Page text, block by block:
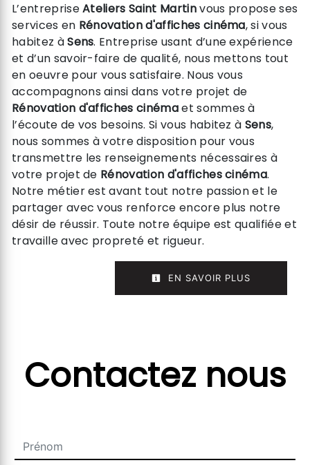
L’entrepriseAteliers Saint Martinvous propose ses
services en Rénovation d'affiches cinéma, si vous
habitez àSens. Entreprise usant d’une expérience
et d’un savoir-faire de qualité, nous mettons tout
en oeuvre pour vous satisfaire. Nous vous
accompagnons ainsi dans votre projet de
Rénovation d'affiches cinémaet sommes à
l’écoute de vos besoins. Si vous habitez à Sens,
nous sommes à votre disposition pour vous
transmettre les renseignements nécessaires à
votre projet de Rénovation d'affiches cinéma.
Notre métier est avant tout notre passion et le
partager avec vous renforce encore plus notre
désir de réussir. Toute notre équipe est qualifiée et
travaille avec propreté et rigueur.
EN SAVOIR PLUS
Contactez nous